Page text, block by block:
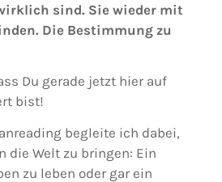
sind. Sie wieder mit
Die Bestimmung zu
Du gerade jetzt hier auf
bist!
begleite ich dabei,
die Welt zu bringen: Ein
zu leben oder gar ein